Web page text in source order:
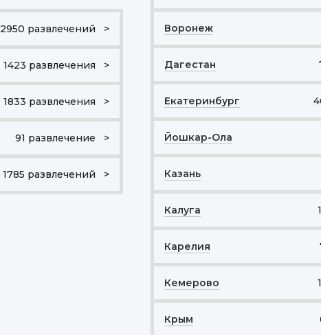
2950 развлечений >
1423 развлечения >
1833 развлечения >
91 развлечение >
1785 развлечений >
Воронеж
Дагестан
Екатеринбург
Йошкар-Ола
Казань
Калуга
Карелия
Кемерово
Крым